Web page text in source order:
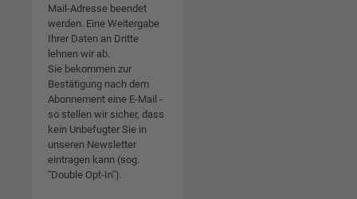
Mail-Adresse beendet
werden. Eine Weitergabe
Ihrer Daten an Dritte
lehnen wir ab.
Sie bekommen zur
Bestätigung nach dem
Abonnement eine E-Mail -
so stellen wir sicher, dass
kein Unbefugter Sie in
unseren Newsletter
eintragen kann (sog.
"Double Opt-In").